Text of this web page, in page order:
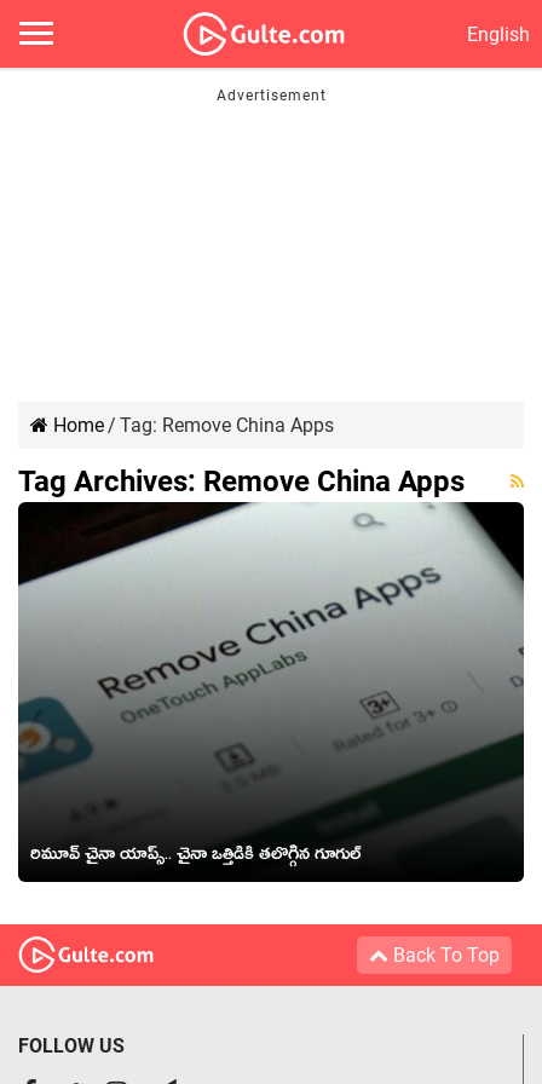
English
Home/ Tag: Remove China Apps
Tag Archives: Remove China Apps
రిమూవ్ చైనా యాప్స్.. చైనా ఒత్తిడికి త‌లొగ్గిన గూగుల్
Back To Top
FOLLOW US